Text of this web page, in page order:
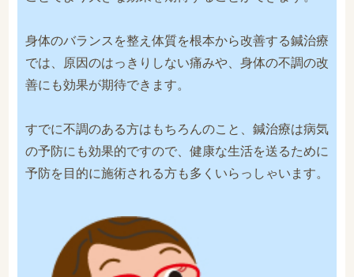
身体のバランスを整え体質を根本から改善する鍼治療
では、原因のはっきりしない痛みや、身体の不調の改
善にも効果が期待できます。
すでに不調のある方はもちろんのこと、鍼治療は病気
の予防にも効果的ですので、健康な生活を送るために
予防を目的に施術される方も多くいらっしゃいます。